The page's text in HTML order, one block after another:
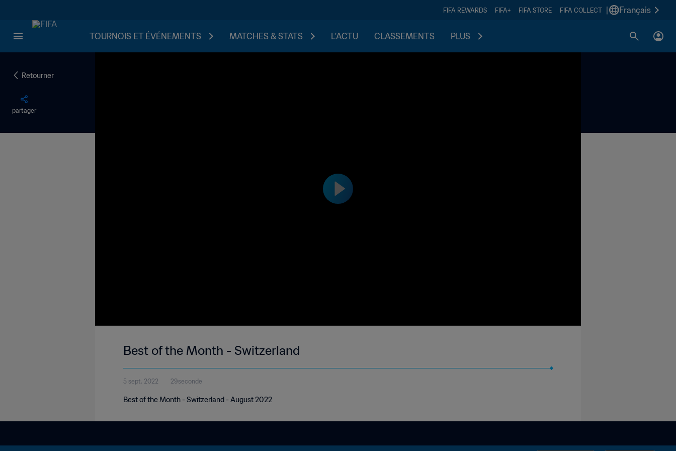
FIFA REWARDS FIFA+ FIFA STORE FIFA COLLECT Français
TOURNOIS ET ÉVÉNEMENTS MATCHES & STATS L'ACTU CLASSEMENTS PLUS
Retourner
partager
Best of the Month - Switzerland
5 sept. 2022 29seconde
Best of the Month - Switzerland - August 2022